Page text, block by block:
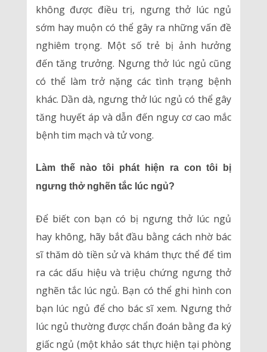
không được điều trị, ngưng thở lúc ngủ
sớm hay muộn có thể gây ra những vấn đề
nghiêm trọng. Một số trẻ bị ảnh hưởng
đến tăng trưởng. Ngưng thở lúc ngủ cũng
có thể làm trở nặng các tình trạng bệnh
khác. Dần dà, ngưng thở lúc ngủ có thể gây
tăng huyết áp và dẫn đến nguy cơ cao mắc
bệnh tim mạch và tử vong.
Làm thế nào tôi phát hiện ra con tôi bị
ngưng thở nghẽn tắc lúc ngủ?
Để biết con bạn có bị ngưng thở lúc ngủ
hay không, hãy bắt đầu bằng cách nhờ bác
sĩ thăm dò tiền sử và khám thực thể để tìm
ra các dấu hiệu và triệu chứng ngưng thở
nghẽn tắc lúc ngủ. Bạn có thể ghi hình con
bạn lúc ngủ để cho bác sĩ xem. Ngưng thở
lúc ngủ thường được chẩn đoán bằng đa ký
giấc ngủ (một khảo sát thực hiện tại phòng